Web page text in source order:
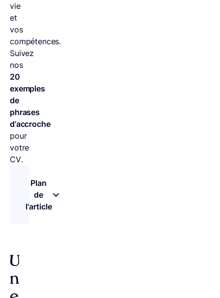
vie
et
vos
compétences.
Suivez
nos
20
exemples
de
phrases
d’accroche
pour
votre
CV.
Plan
de
l'article
U
n